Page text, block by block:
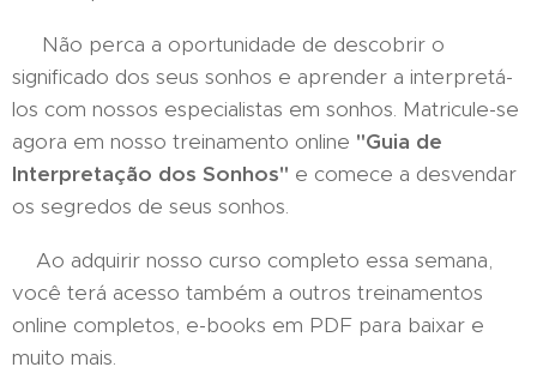
Não perca a oportunidade de descobrir o
significado dos seus sonhos e aprender a interpretá-
los com nossos especialistas em sonhos. Matricule-se
agora em nosso treinamento online "Guia de
Interpretação dos Sonhos" e comece a desvendar
os segredos de seus sonhos.
Ao adquirir nosso curso completo essa semana,
você terá acesso também a outros treinamentos
online completos, e-books em PDF para baixar e
muito mais.